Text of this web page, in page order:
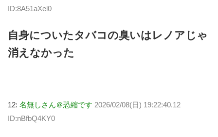
ID:8A51aXel0
自身についたタバコの臭いはレノアじゃ
消えなかった
12: 名無しさん＠恐縮です 2026/02/08(日) 19:22:40.12
ID:nBfbQ4KY0